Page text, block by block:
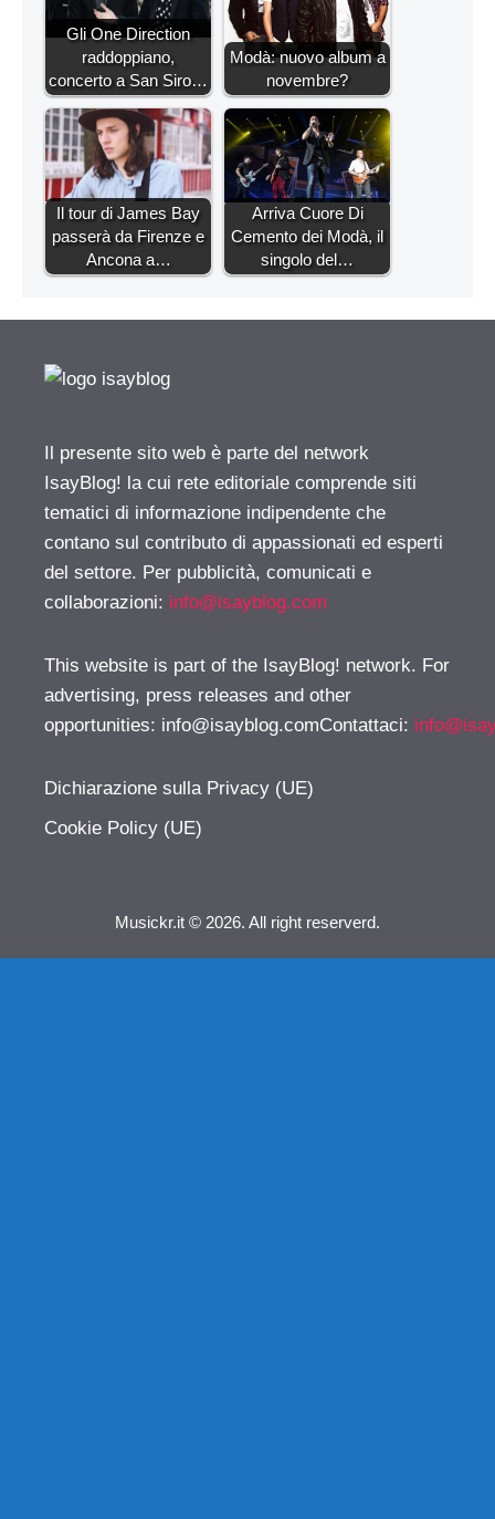
Gli One Direction
raddoppiano,
concerto a San Siro…
Modà: nuovo album a
novembre?
Il tour di James Bay
passerà da Firenze e
Ancona a…
Arriva Cuore Di
Cemento dei Modà, il
singolo del…
Il presente sito web è parte del network
IsayBlog! la cui rete editoriale comprende siti
tematici di informazione indipendente che
contano sul contributo di appassionati ed esperti
del settore. Per pubblicità, comunicati e
collaborazioni: info@isayblog.com
This website is part of the IsayBlog! network. For
advertising, press releases and other
opportunities: info@isayblog.comContattaci:
Dichiarazione sulla Privacy (UE)
Cookie Policy (UE)
Musickr.it © 2026. All right reserverd.